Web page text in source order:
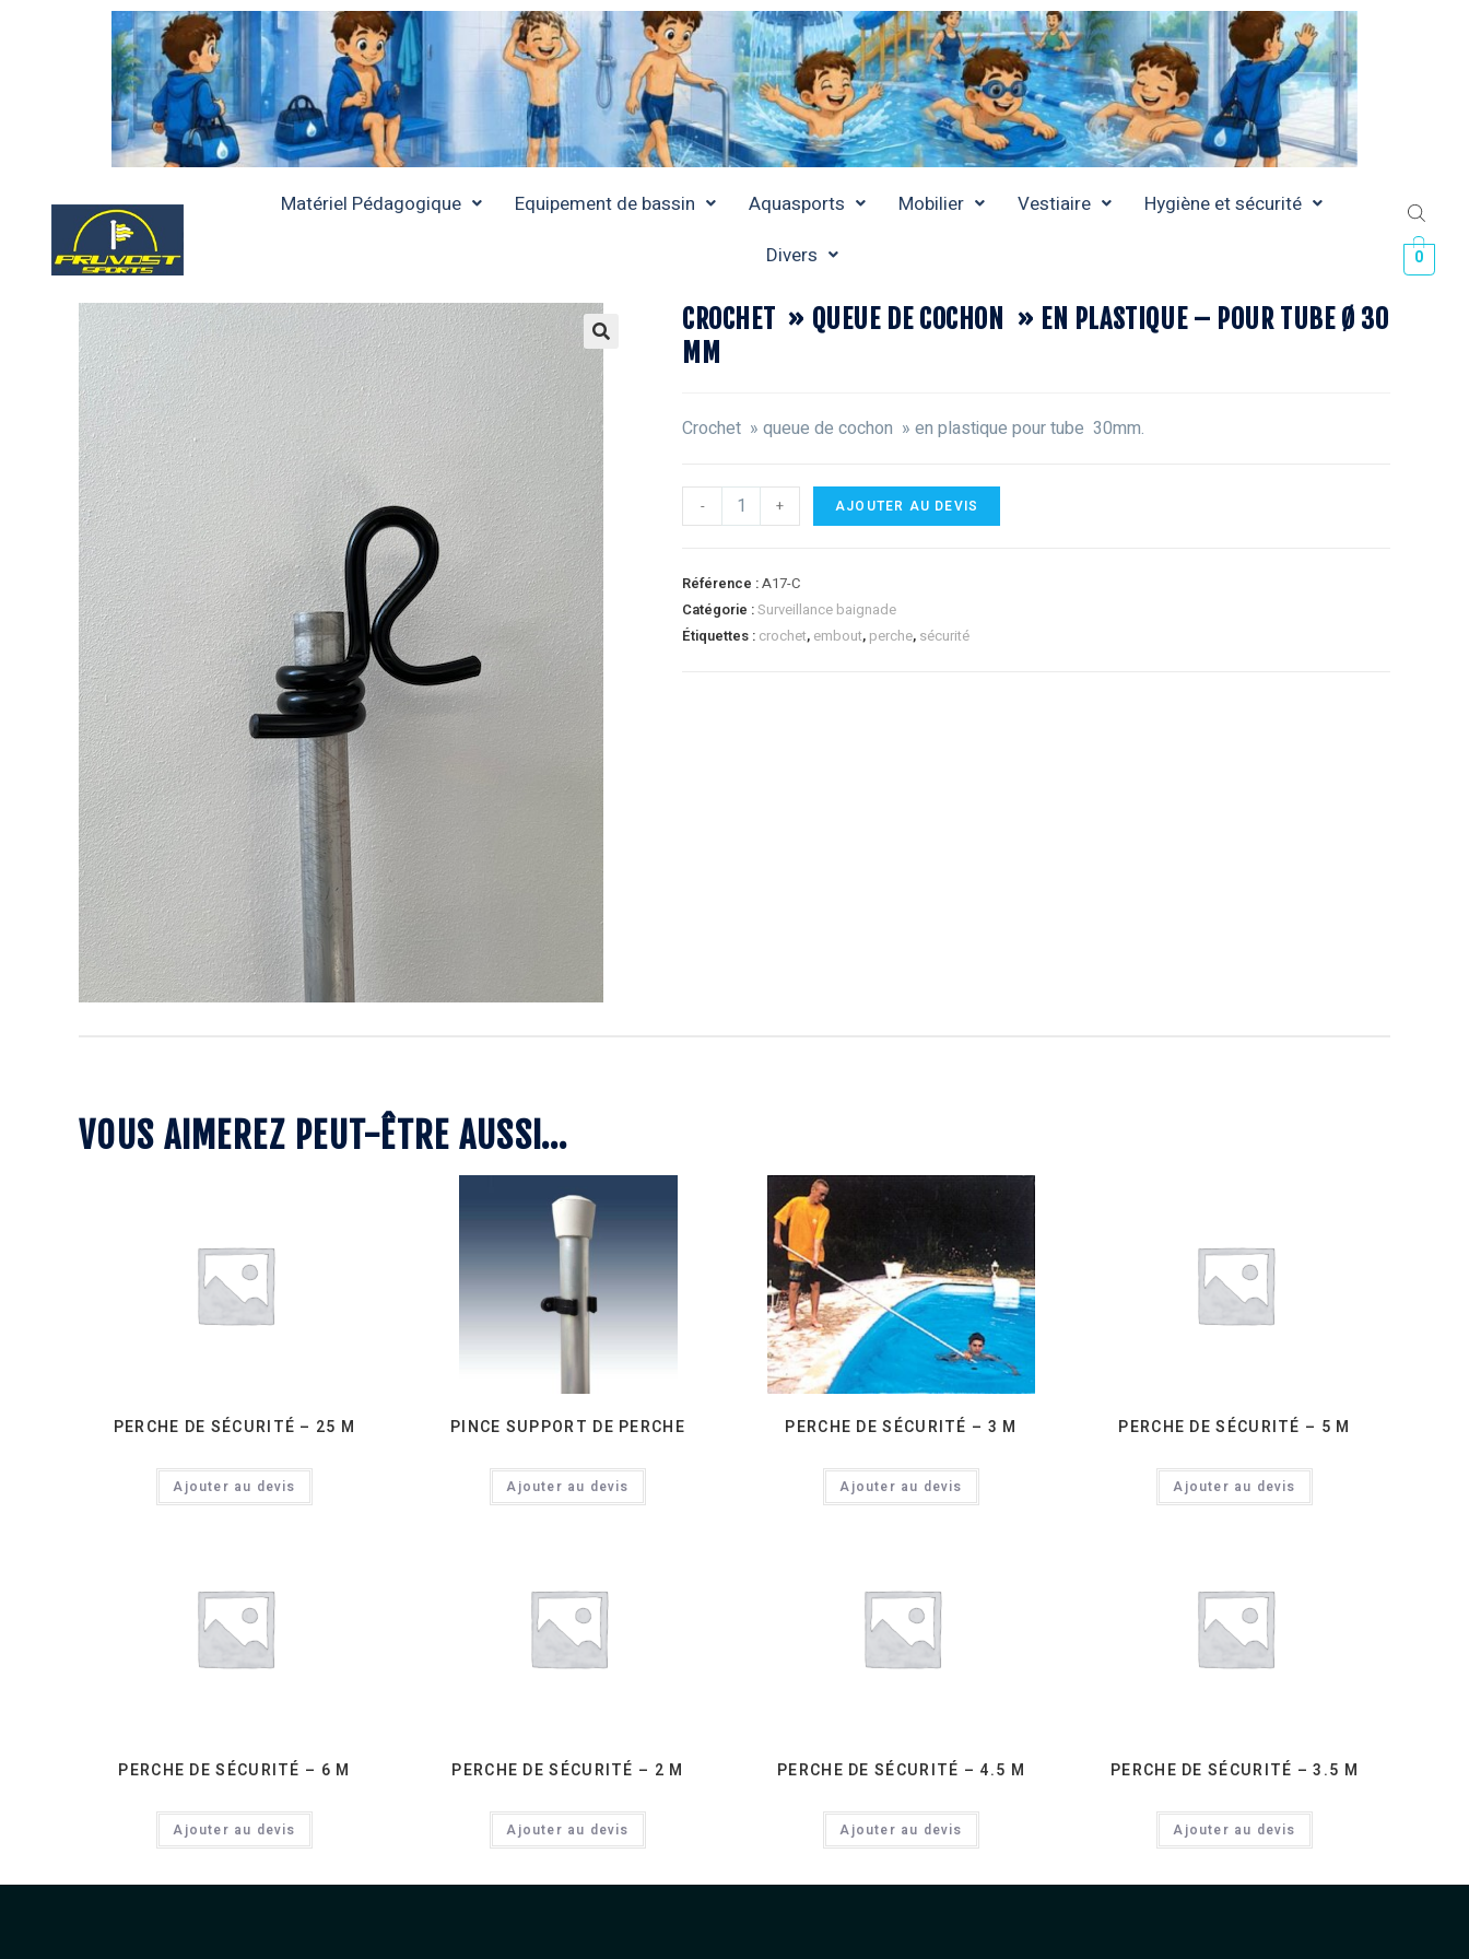
Matériel Pédagogique Equipement de bassin Aquasports Mobilier Vestiaire
Hygiène et sécurité
Divers
0
CROCHET » QUEUE DE COCHON » EN PLASTIQUE – POUR TUBE Ø 30
MM
Crochet » queue de cochon » en plastique pour tube 30mm.
- + AJOUTER AU DEVIS
Référence :A17-C
Catégorie :Surveillance baignade
Étiquettes : crochet, embout, perche, sécurité
VOUS AIMEREZ PEUT-ÊTRE AUSSI…
PERCHE DE SÉCURITÉ – 25 M
Ajouter au devis
PINCE SUPPORT DE PERCHE
Ajouter au devis
PERCHE DE SÉCURITÉ – 3 M
Ajouter au devis
PERCHE DE SÉCURITÉ – 5 M
Ajouter au devis
PERCHE DE SÉCURITÉ – 6 M
Ajouter au devis
PERCHE DE SÉCURITÉ – 2 M
Ajouter au devis
PERCHE DE SÉCURITÉ – 4.5 M
Ajouter au devis
PERCHE DE SÉCURITÉ – 3.5 M
Ajouter au devis